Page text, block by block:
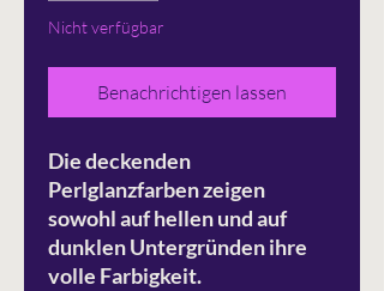
Nicht verfügbar
Benachrichtigen lassen
Die deckenden
Perlglanzfarben zeigen
sowohl auf hellen und auf
dunklen Untergründen ihre
volle Farbigkeit.